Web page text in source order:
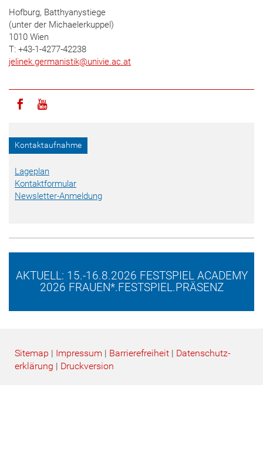
Hofburg, Batthyanystiege
(unter der Michaelerkuppel)
1010 Wien
T: +43-1-4277-42238
jelinek.germanistik@univie.ac.at
Icon facebook
Icon youtube
Kontaktaufnahme
Lageplan
Kontaktformular
Newsletter-Anmeldung
AKTUELL: 15.-16.8.2026 FESTSPIEL ACADEMY
2026 FRAUEN*.FESTSPIEL.PRÄSENZ
Sitemap | Impressum | Barrierefreiheit | Datenschutz­
erklärung | Druckversion